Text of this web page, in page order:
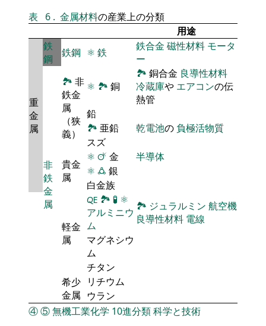
表 6 . 金属材料の産業上の分類
用途
重
金
属
鉄
鋼
鉄鋼 ⚛ 鉄 鉄合金 磁性材料 モータ
ー
非
鉄
金
属
🏞 非
鉄金
属
（狭
義）
⚛ 🏞 銅
🏞 銅合金 良導性材料
冷蔵庫や エアコンの伝
熱管
鉛
🏞 亜鉛 乾電池の 負極活物質
スズ
貴金
属
⚛ 🜚 金
半導体
⚛ 🜛 銀
白金族
軽金
属
🜀 🏞 🧪 ⚛
アルミニウ
ム
🏞 ジュラルミン 航空機
良導性材料 電線
マグネシウ
ム
チタン
希少
金属
リチウム
ウラン
④⑤無機工業化学 10進分類科学と技術